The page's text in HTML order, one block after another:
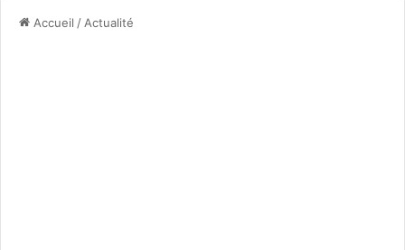
Accueil / Actualité